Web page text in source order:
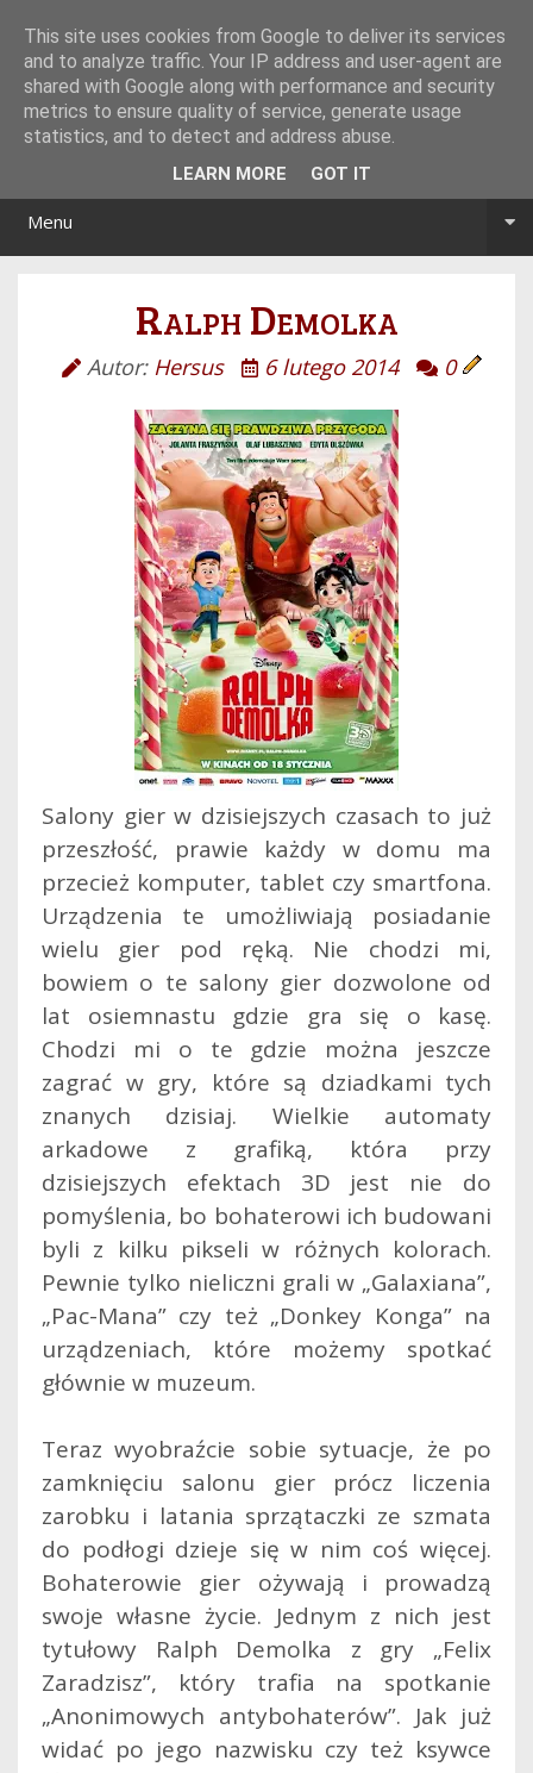
Menu
Ralph Demolka
Autor: Hersus 6 lutego 2014 0
Salony gier w dzisiejszych czasach to już
przeszłość, prawie każdy w domu ma
przecież komputer, tablet czy smartfona.
Urządzenia te umożliwiają posiadanie
wielu gier pod ręką. Nie chodzi mi,
bowiem o te salony gier dozwolone od
lat osiemnastu gdzie gra się o kasę.
Chodzi mi o te gdzie można jeszcze
zagrać w gry, które są dziadkami tych
znanych dzisiaj. Wielkie automaty
arkadowe z grafiką, która przy
dzisiejszych efektach 3D jest nie do
pomyślenia, bo bohaterowi ich budowani
byli z kilku pikseli w różnych kolorach.
Pewnie tylko nieliczni grali w „Galaxiana”,
„Pac-Mana” czy też „Donkey Konga” na
urządzeniach, które możemy spotkać
głównie w muzeum.
Teraz wyobraźcie sobie sytuacje, że po
zamknięciu salonu gier prócz liczenia
zarobku i latania sprzątaczki ze szmata
do podłogi dzieje się w nim coś więcej.
Bohaterowie gier ożywają i prowadzą
swoje własne życie. Jednym z nich jest
tytułowy Ralph Demolka z gry „Felix
Zaradzisz”, który trafia na spotkanie
„Anonimowych antybohaterów”. Jak już
widać po jego nazwisku czy też ksywce
This site uses cookies from Google to deliver its services
and to analyze traffic. Your IP address and user-agent are
shared with Google along with performance and security
metrics to ensure quality of service, generate usage
statistics, and to detect and address abuse.
LEARN MORE GOT IT